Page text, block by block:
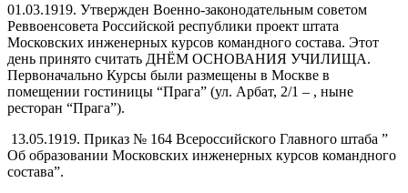
01.03.1919. Утвержден Военно-законодательным советом
Реввоенсовета Российской республики проект штата
Московских инженерных курсов командного состава. Этот
день принято считать ДНЁМ ОСНОВАНИЯ УЧИЛИЩА.
Первоначально Курсы были размещены в Москве в
помещении гостиницы “Прага” (ул. Арбат, 2/1 – , ныне
ресторан “Прага”).
13.05.1919. Приказ № 164 Всероссийского Главного штаба ”
Об образовании Московских инженерных курсов командного
состава”.